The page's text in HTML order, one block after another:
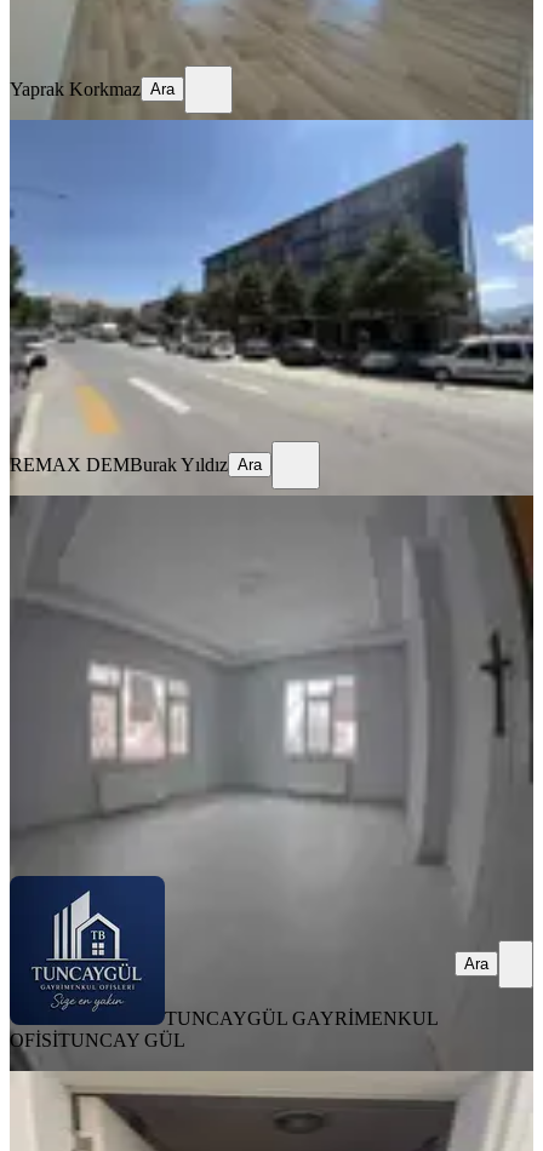
Yaprak Korkmaz Ara
Remax Dem'den Hastane Yanında
Eşyalı Kiralık 1+1 Daire
Merkez, Kızılay Mahallesi
70 m²·1. Kat ·16.07.2026
22.000 ₺
REMAX DEMBurak Yıldız
Ara
REMAX DEMBurak Yıldız Ara
MANZARALI
3+1· 150 m² Yüksek giriş·15.07.2026
18.000 ₺ 20.000 ₺
TUNCAYGÜL GAYRİMENKUL OFİSİTUNCAY GÜL
TUNCAYGÜL GAYRİMENKUL
OFİSİTUNCAY GÜL
Ara
EŞYALI
Cumhuryet Mahallesinde Kiralık